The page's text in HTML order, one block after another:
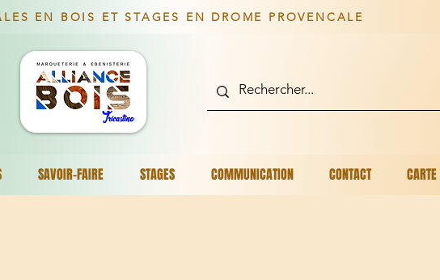
EN BOIS ET STAGES EN DROME PROVENCALE
SAVOIR-FAIRE STAGES COMMUNICATION CONTACT